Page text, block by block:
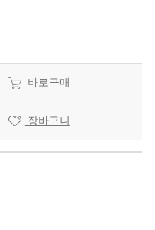
바로구매
장바구니